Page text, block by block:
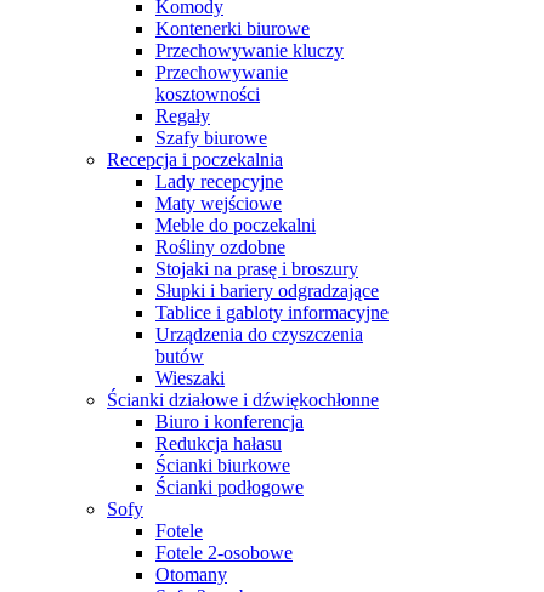
Komody
Kontenerki biurowe
Przechowywanie kluczy
Przechowywanie
kosztowności
Regały
Szafy biurowe
Recepcja i poczekalnia
Lady recepcyjne
Maty wejściowe
Meble do poczekalni
Rośliny ozdobne
Stojaki na prasę i broszury
Słupki i bariery odgradzające
Tablice i gabloty informacyjne
Urządzenia do czyszczenia
butów
Wieszaki
Ścianki działowe i dźwiękochłonne
Biuro i konferencja
Redukcja hałasu
Ścianki biurkowe
Ścianki podłogowe
Sofy
Fotele
Fotele 2-osobowe
Otomany